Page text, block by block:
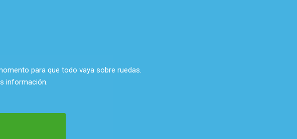
para que todo vaya sobre ruedas.
información.